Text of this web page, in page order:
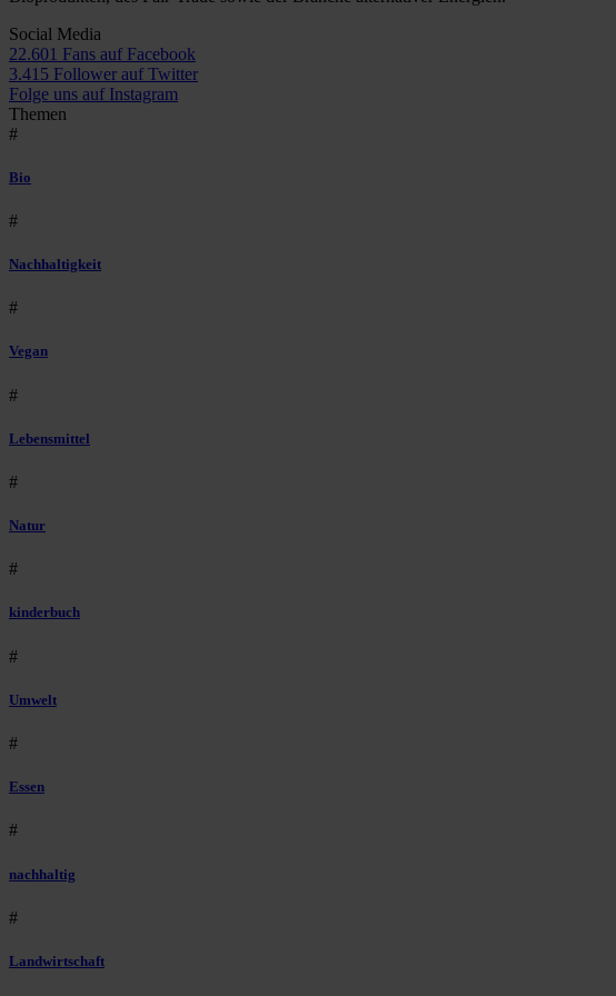
Social Media
22.601 Fans auf Facebook
3.415 Follower auf Twitter
Folge uns auf Instagram
Themen
#
Bio
#
Nachhaltigkeit
#
Vegan
#
Lebensmittel
#
Natur
#
kinderbuch
#
Umwelt
#
Essen
#
nachhaltig
#
Landwirtschaft